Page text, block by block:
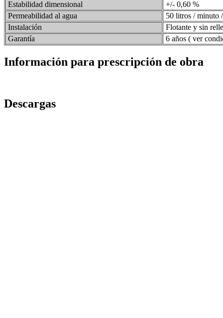
Estabilidad dimensional
+/- 0,60 %
Permeabilidad al agua
50 litros / minuto
Instalación
Flotante y sin
Garantía
6 años ( ver
Información para prescripción de obra
Descargas